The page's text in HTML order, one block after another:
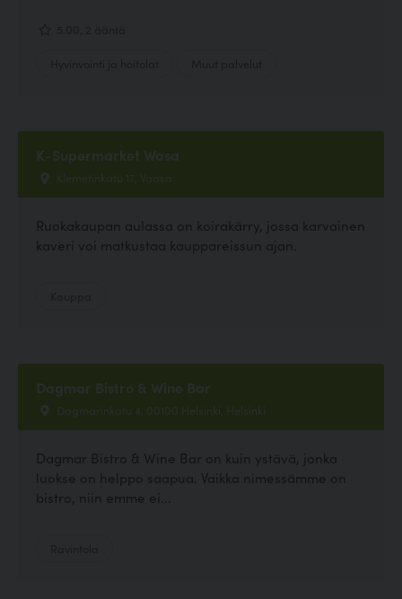
K-Supermarket Wasa
Klemetinkatu 17, Vaasa
Ruokakaupan aulassa on koirakärry, jossa karvainen
kaveri voi matkustaa kauppareissun ajan.
Dagmar Bistro & Wine Bar
Dagmarinkatu 4, 00100 Helsinki, Helsinki
Dagmar Bistro & Wine Bar on kuin ystävä, jonka
luokse on helppo saapua. Vaikka nimessämme on
bistro, niin emme ei...